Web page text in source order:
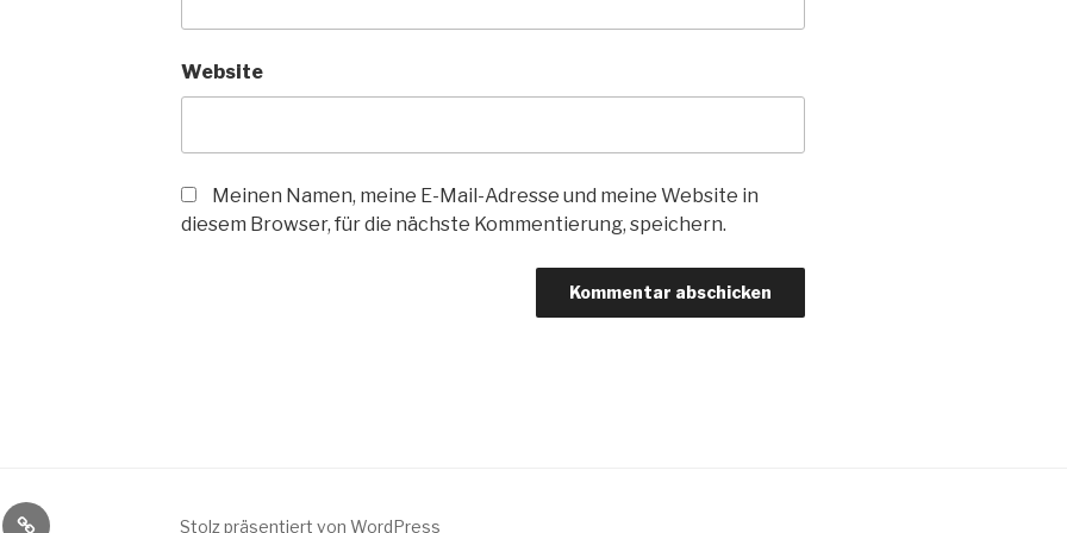
Website
Meinen Namen, meine E-Mail-Adresse und meine Website in
diesem Browser, für die nächste Kommentierung, speichern.
Kosten Stolz präsentiert von WordPress